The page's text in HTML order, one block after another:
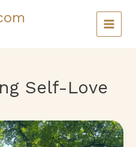
Self-Love